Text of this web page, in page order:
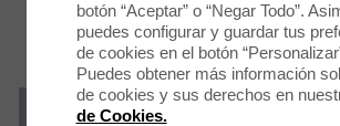
botón “Aceptar” o “Negar Todo”.
puedes configurar y guardar tus
de cookies en el botón
Puedes obtener más información
de cookies y sus derechos en
de Cookies.